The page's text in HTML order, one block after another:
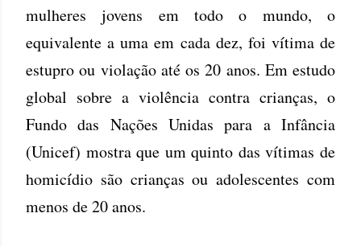
mulheres jovens em todo o mundo, o
equivalente a uma em cada dez, foi vítima de
estupro ou violação até os 20 anos. Em estudo
global sobre a violência contra crianças, o
Fundo das Nações Unidas para a Infância
(Unicef) mostra que um quinto das vítimas de
homicídio são crianças ou adolescentes com
menos de 20 anos.